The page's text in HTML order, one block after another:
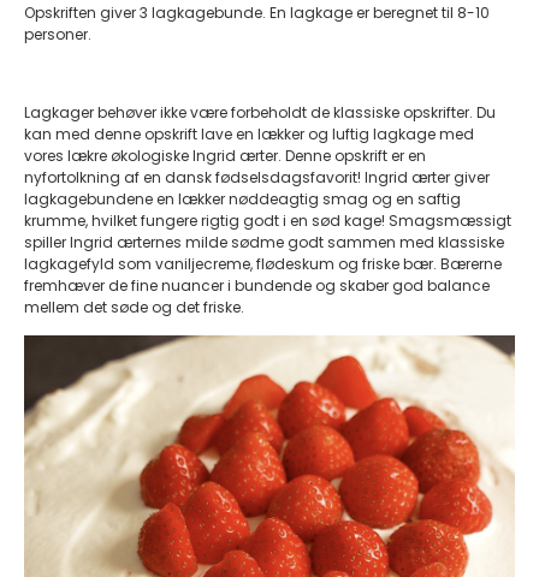
Opskriften giver 3 lagkagebunde. En lagkage er beregnet til 8-10
personer.
Lagkager behøver ikke være forbeholdt de klassiske opskrifter. Du
kan med denne opskrift lave en lækker og luftig lagkage med
vores lækre økologiske Ingrid ærter. Denne opskrift er en
nyfortolkning af en dansk fødselsdagsfavorit! Ingrid ærter giver
lagkagebundene en lækker nøddeagtig smag og en saftig
krumme, hvilket fungere rigtig godt i en sød kage! Smagsmæssigt
spiller Ingrid ærternes milde sødme godt sammen med klassiske
lagkagefyld som vaniljecreme, flødeskum og friske bær. Bærerne
fremhæver de fine nuancer i bundende og skaber god balance
mellem det søde og det friske.